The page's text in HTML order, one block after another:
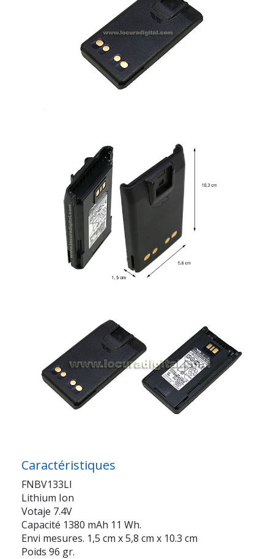
Caractéristiques
FNBV133LI
Lithium Ion
Votaje 7.4V
Capacité 1380 mAh 11 Wh.
Envi mesures. 1,5 cm x 5,8 cm x 10.3 cm
Poids 96 gr.